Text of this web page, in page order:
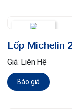
Lốp Michelin
Giá: Liên Hệ
Báo giá